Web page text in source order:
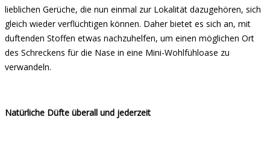
lieblichen Gerüche, die nun einmal zur Lokalität dazugehören, sich
gleich wieder verflüchtigen können. Daher bietet es sich an, mit
duftenden Stoffen etwas nachzuhelfen, um einen möglichen Ort
des Schreckens für die Nase in eine Mini-Wohlfühloase zu
verwandeln.
Natürliche Düfte überall und jederzeit